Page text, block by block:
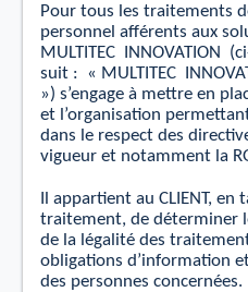
Pour tous les traitements
personnel aﬀérents aux
MULTITEC
INNOVATION
suit : « MULTITEC
») s’engage à mettre en
et l’organisation
dans le respect des
vigueur et notamment la
Il appartient au CLIENT,
traitement, de déterminer
de la légalité des
obligations d’information
des personnes concernées.